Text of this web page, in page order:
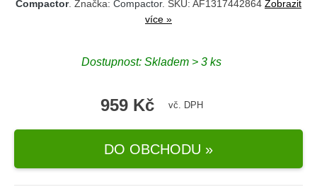
Compactor. Značka: Compactor. SKU: AF1317442864 Zobrazit
více »
Dostupnost: Skladem > 3 ks
959 Kč vč. DPH
DO OBCHODU »